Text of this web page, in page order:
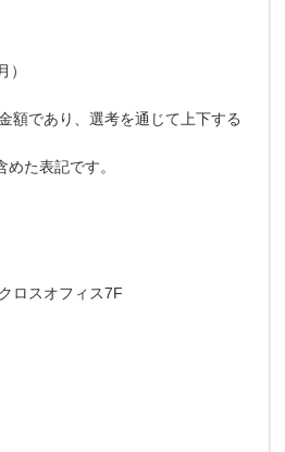
）
額であり、選考を通じて上下する
た表記です。
ロスオフィス7F